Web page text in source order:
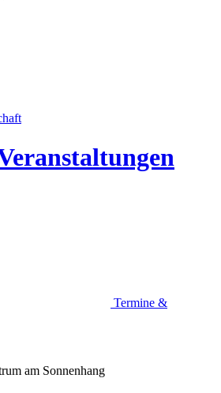
Termine &
am Sonnenhang